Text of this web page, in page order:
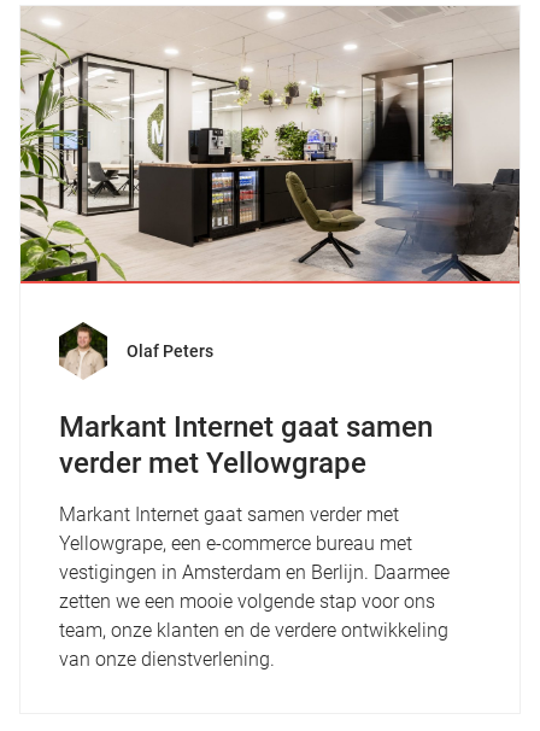
Olaf Peters
Markant Internet gaat samen
verder met Yellowgrape
Markant Internet gaat samen verder met
Yellowgrape, een e-commerce bureau met
vestigingen in Amsterdam en Berlijn. Daarmee
zetten we een mooie volgende stap voor ons
team, onze klanten en de verdere ontwikkeling
van onze dienstverlening.